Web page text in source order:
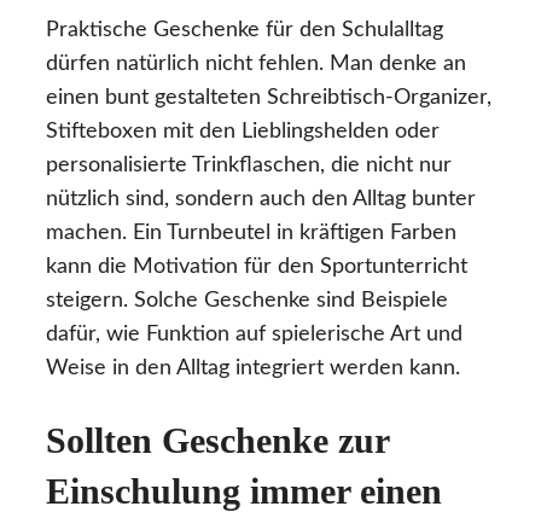
Praktische Geschenke für den Schulalltag
dürfen natürlich nicht fehlen. Man denke an
einen bunt gestalteten Schreibtisch-Organizer,
Stifteboxen mit den Lieblingshelden oder
personalisierte Trinkflaschen, die nicht nur
nützlich sind, sondern auch den Alltag bunter
machen. Ein Turnbeutel in kräftigen Farben
kann die Motivation für den Sportunterricht
steigern. Solche Geschenke sind Beispiele
dafür, wie Funktion auf spielerische Art und
Weise in den Alltag integriert werden kann.
Sollten Geschenke zur
Einschulung immer einen